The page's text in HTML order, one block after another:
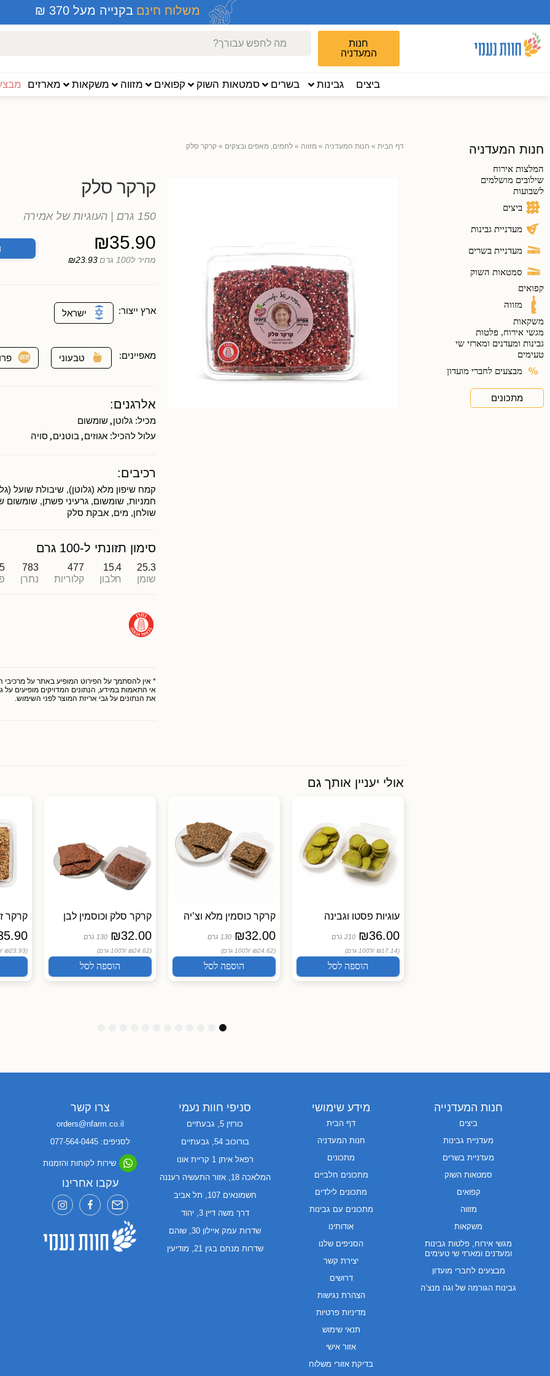
משלוח חינם בקנייה מעל 370 ₪
חנות
המעדניה
ביצים גבינות בשרים סמטאות השוק קפואים מזווה משקאות מארזים
חנות המעדניה
המלצות אירוח
שילובים מושלמים
לשבועות
ביצים
מעדניית גבינות
מעדניית בשרים
סמטאות השוק
קפואים
מזווה
משקאות
מגשי אירוח, פלטות
גבינות ומעדנים ומארזי שי
טעימים
מבצעים לחברי מועדון
מתכונים
דף הבית » חנות המעדניה »מזווה »לחמים, מאפים ובצקים »קרקר סלק
קרקר סלק
150 גרם | העוגיות של אמירה
₪35.90
מחיר ל100 גרם ₪23.93
ארץ ייצור: ישראל
מאפיינים: טבעוני
אלרגנים:
מכיל: גלוטן,שומשום
עלול להכיל: אגוזים,בוטנים, סויה
רכיבים:
קמח שיפון מלא (גלוטן), שיבולת שועל
חמניות, שומשום, גרעיני פשתן, שומשום
שולחן, מים, אבקת סלק
סימון תזונתי ל-100 גרם
25.3
שומן
15.4
חלבון
477
קלוריות
783
נתרן
* אין להסתמך על הפירוט המופיע באתר על מרכיבי
אי התאמות במידע, הנתונים המדויקים מופיעים על
את הנתונים על גבי אריזת המוצר לפני השימוש.
אולי יעניין אותך גם
עוגיות פסטו וגבינה
₪36.00 210 גרם
(₪17.14 / ל100 גרם)
הוספה לסל
קרקר כוסמין מלא וצ’יה
₪32.00 130 גרם
(₪24.62 / ל100 גרם)
הוספה לסל
קרקר סלק וכוסמין לבן
₪32.00 130 גרם
(₪24.62 / ל100 גרם)
הוספה לסל
קרקר
(₪23.93 /
חנות המעדנייה
ביצים
מעדניית גבינות
מעדניית בשרים
סמטאות השוק
קפואים
מזווה
משקאות
מגשי אירוח, פלטות גבינות
ומעדנים ומארזי שי טעימים
מבצעים לחברי מועדון
גבינות הגורמה של וגה מנצ’ה
מידע שימושי
דף הבית
חנות המעדניה
מתכונים
מתכונים חלביים
מתכונים לילדים
מתכונים עם גבינות
אודותינו
הסניפים שלנו
יצירת קשר
דרושים
הצהרת נגישות
מדיניות פרטיות
תנאי שימוש
אזור אישי
בדיקת אזורי משלוח
סניפי חוות נעמי
כורזין 5, גבעתיים
בורוכוב 54, גבעתיים
רפאל איתן 1 קריית אונו
המלאכה 18, אזור התעשיה רעננה
חשמונאים 107, תל אביב
דרך משה דיין 3, יהוד
שדרות עמק איילון 30, שוהם
שדרות מנחם בגין 21, מודיעין
צרו קשר
orders@nfarm.co.il
לסניפים: 077-564-0445
שירות לקוחות והזמנות
עקבו אחרינו